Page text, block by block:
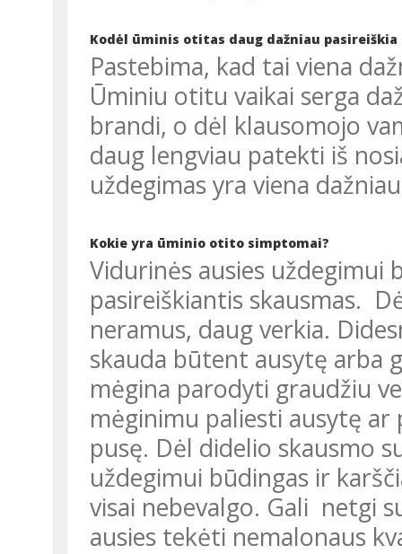
Kodėl ūminis otitas daug dažniau
Pastebima, kad tai viena dažniausių kūdikių ir mažų vaikų ligų.
Ūminiu otitu vaikai serga
brandi, o dėl klausomojo
daug lengviau patekti iš
uždegimas yra viena
Kokie yra ūminio otito simptomai?
Vidurinės ausies uždegimui būdingas labai stiprus ir staigiai
pasireiškiantis skausmas.
neramus, daug verkia.
skauda būtent ausytę arba
mėgina parodyti graudžiu
mėginimu paliesti ausytę ar
pusę. Dėl didelio skausmo
uždegimui būdingas ir
visai nebevalgo. Gali netgi
ausies tekėti nemalonaus